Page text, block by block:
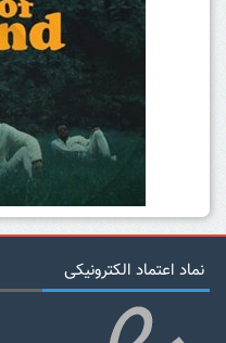
نماد اعتماد الکترونیکی